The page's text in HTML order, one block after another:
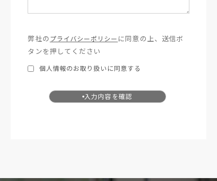
弊社の プライバシーポリシー に同意の上、送信ボ
タンを押してください
個人情報のお取り扱いに同意する
入力内容を確認